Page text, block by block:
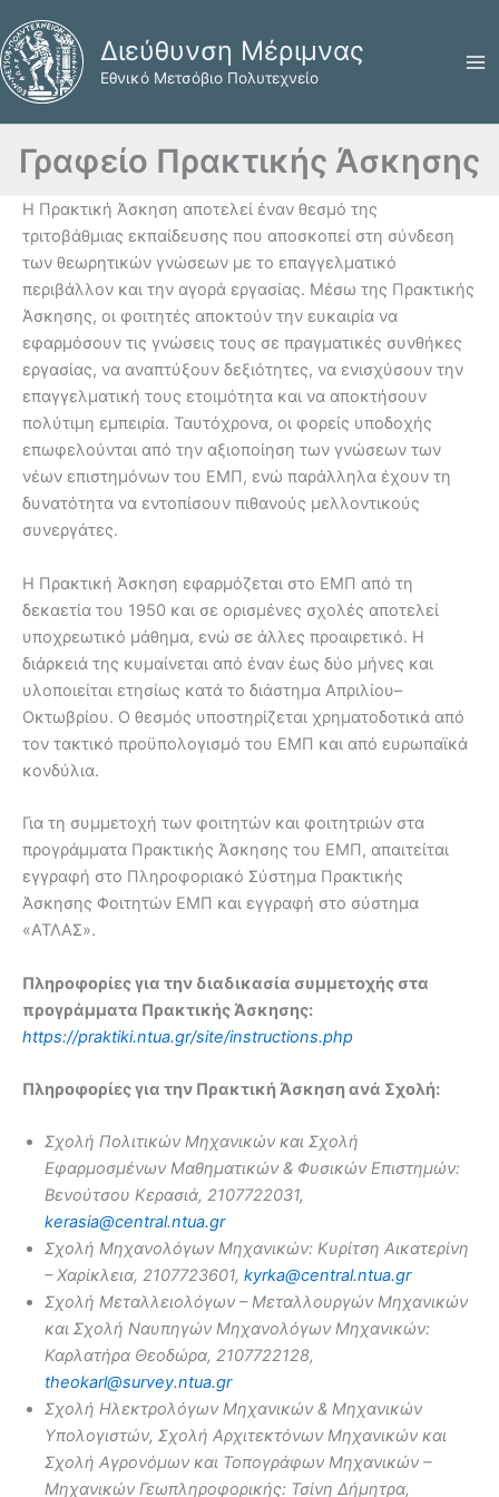
στο
περιεχόμενο
Διεύθυνση Μέριμνας
Εθνικό Μετσόβιο Πολυτεχνείο
Γραφείο Πρακτικής Άσκησης
Η Πρακτική Άσκηση αποτελεί έναν θεσμό της
τριτοβάθμιας εκπαίδευσης που αποσκοπεί στη σύνδεση
των θεωρητικών γνώσεων με το επαγγελματικό
περιβάλλον και την αγορά εργασίας. Μέσω της Πρακτικής
Άσκησης, οι φοιτητές αποκτούν την ευκαιρία να
εφαρμόσουν τις γνώσεις τους σε πραγματικές συνθήκες
εργασίας, να αναπτύξουν δεξιότητες, να ενισχύσουν την
επαγγελματική τους ετοιμότητα και να αποκτήσουν
πολύτιμη εμπειρία. Ταυτόχρονα, οι φορείς υποδοχής
επωφελούνται από την αξιοποίηση των γνώσεων των
νέων επιστημόνων του ΕΜΠ, ενώ παράλληλα έχουν τη
δυνατότητα να εντοπίσουν πιθανούς μελλοντικούς
συνεργάτες.
Η Πρακτική Άσκηση εφαρμόζεται στο ΕΜΠ από τη
δεκαετία του 1950 και σε ορισμένες σχολές αποτελεί
υποχρεωτικό μάθημα, ενώ σε άλλες προαιρετικό. Η
διάρκειά της κυμαίνεται από έναν έως δύο μήνες και
υλοποιείται ετησίως κατά το διάστημα Απριλίου–
Οκτωβρίου. Ο θεσμός υποστηρίζεται χρηματοδοτικά από
τον τακτικό προϋπολογισμό του ΕΜΠ και από ευρωπαϊκά
κονδύλια.
Για τη συμμετοχή των φοιτητών και φοιτητριών στα
προγράμματα Πρακτικής Άσκησης του ΕΜΠ, απαιτείται
εγγραφή στο Πληροφοριακό Σύστημα Πρακτικής
Άσκησης Φοιτητών ΕΜΠ και εγγραφή στο σύστημα
«ΑΤΛΑΣ».
Πληροφορίες για την διαδικασία συμμετοχής στα
προγράμματα Πρακτικής Άσκησης:
https://praktiki.ntua.gr/site/instructions.php
Πληροφορίες για την Πρακτική Άσκηση ανά Σχολή:
Σχολή Πολιτικών Μηχανικών και Σχολή
Εφαρμοσμένων Μαθηματικών & Φυσικών Επιστημών:
Βενούτσου Κερασιά, 2107722031,
kerasia@central.ntua.gr
Σχολή Μηχανολόγων Μηχανικών: Κυρίτση Αικατερίνη
– Χαρίκλεια, 2107723601, kyrka@central.ntua.gr
Σχολή Μεταλλειολόγων – Μεταλλουργών Μηχανικών
και Σχολή Ναυπηγών Μηχανολόγων Μηχανικών:
Καρλατήρα Θεοδώρα, 2107722128,
theokarl@survey.ntua.gr
Σχολή Ηλεκτρολόγων Μηχανικών & Μηχανικών
Υπολογιστών, Σχολή Αρχιτεκτόνων Μηχανικών και
Σχολή Αγρονόμων και Τοπογράφων Μηχανικών –
Μηχανικών Γεωπληροφορικής: Τσίνη Δήμητρα,